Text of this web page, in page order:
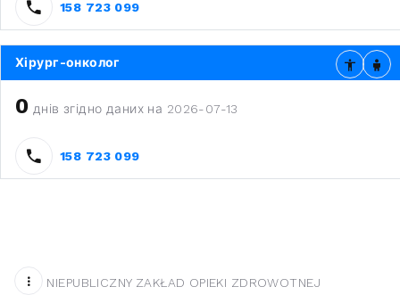
158 723 099
Хірург-онколог
0 днів згідно даних на 2026-07-13
158 723 099
NIEPUBLICZNY ZAKŁAD OPIEKI ZDROWOTNEJ